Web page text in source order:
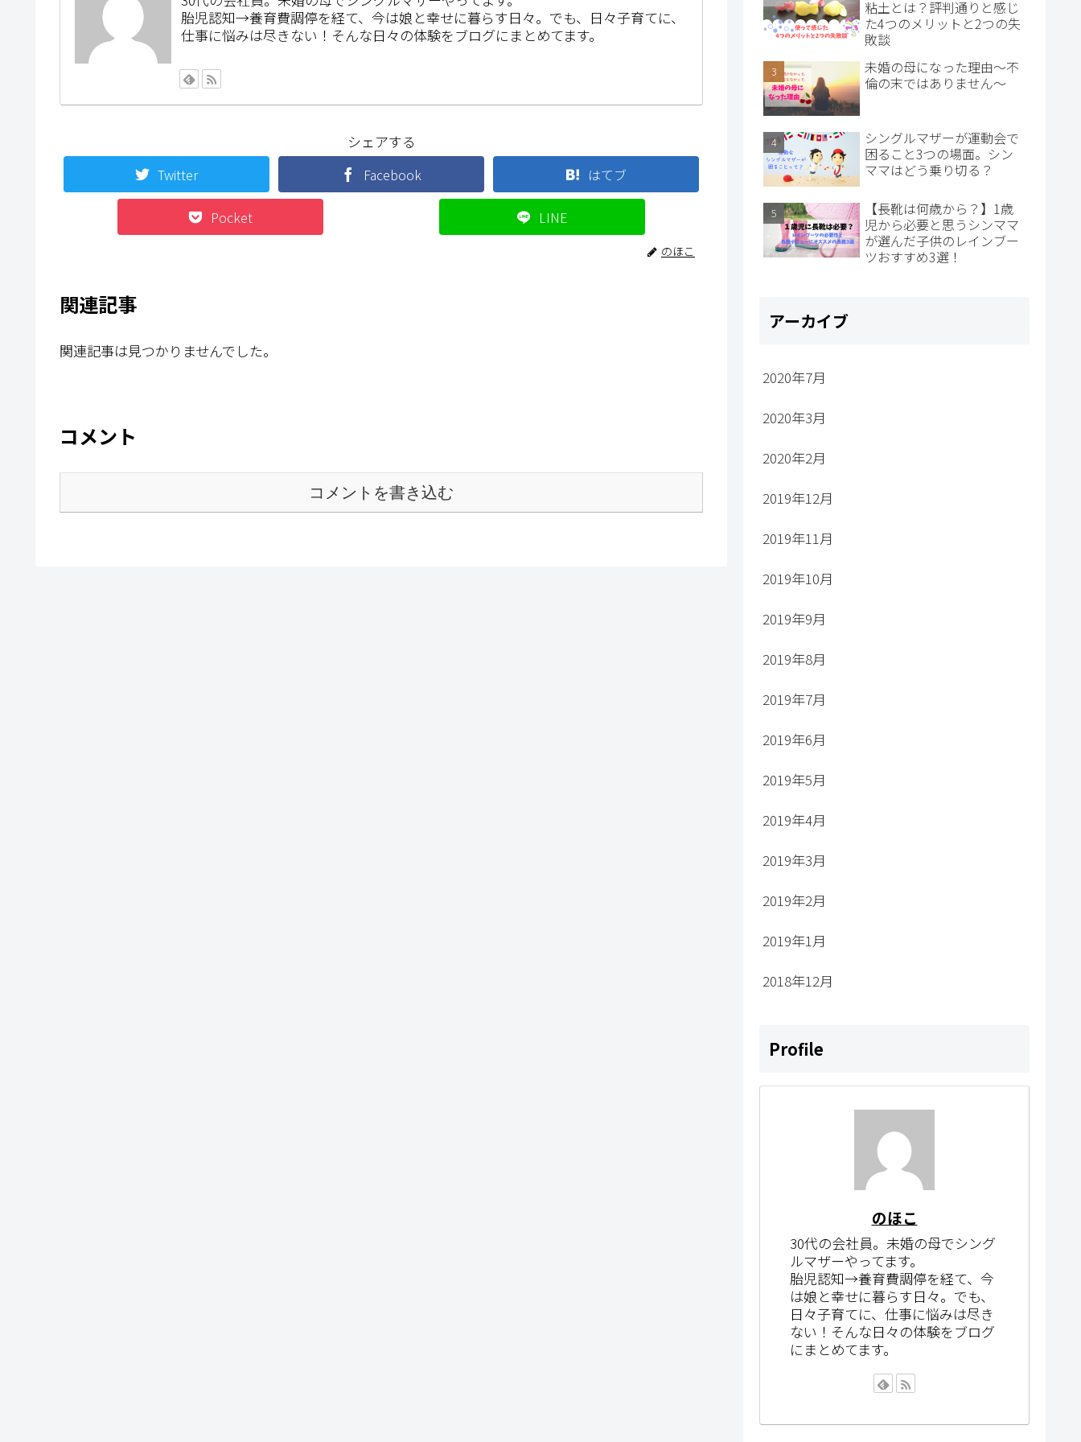
胎児認知→養育費調停を経て、今は娘と幸せに暮らす日々。でも、日々子育てに、
仕事に悩みは尽きない！そんな日々の体験をブログにまとめてます。
シェアする
Twitter Facebook はてブ
Pocket LINE
のほこ
関連記事
関連記事は見つかりませんでした。
コメント
コメントを書き込む
粘土とは？評判通りと感じ
た4つのメリットと2つの失
敗談
未婚の母になった理由～不
倫の末ではありません～
シングルマザーが運動会で
困ること3つの場面。シン
ママはどう乗り切る？
【長靴は何歳から？】1歳
児から必要と思うシンママ
が選んだ子供のレインブー
ツおすすめ3選！
アーカイブ
2020年7月
2020年3月
2020年2月
2019年12月
2019年11月
2019年10月
2019年9月
2019年8月
2019年7月
2019年6月
2019年5月
2019年4月
2019年3月
2019年2月
2019年1月
2018年12月
Profile
のほこ
30代の会社員。未婚の母でシング
ルマザーやってます。
胎児認知→養育費調停を経て、今
は娘と幸せに暮らす日々。でも、
日々子育てに、仕事に悩みは尽き
ない！そんな日々の体験をブログ
にまとめてます。